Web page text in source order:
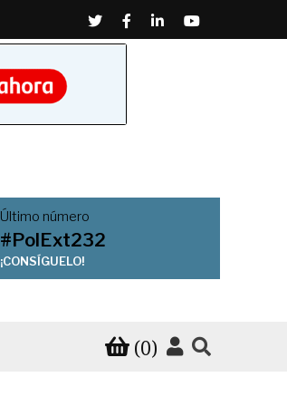
TwitterFacebook
LinkedinYoutube
Último número
#PolExt232
¡CONSÍGUELO!
(0)